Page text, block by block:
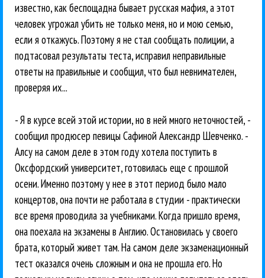
известно, как беспощадна бывает русская мафия, а этот
человек угрожал убить не только меня, но и мою семью,
если я откажусь. Поэтому я не стал сообщать полиции, а
подтасовал результаты теста, исправил неправильные
ответы на правильные и сообщил, что был невнимателен,
проверяя их...
- Я в курсе всей этой истории, но в ней много неточностей, -
сообщил продюсер певицы Сафиной Александр Шевченко. -
Алсу на самом деле в этом году хотела поступить в
Оксфордский университет, готовилась еще с прошлой
осени. Именно поэтому у нее в этот период было мало
концертов, она почти не работала в студии - практически
все время проводила за учебниками. Когда пришло время,
она поехала на экзамены в Англию. Остановилась у своего
брата, который живет там. На самом деле экзаменационный
тест оказался очень сложным и она не прошла его. Но